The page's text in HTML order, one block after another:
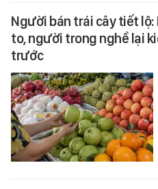
Người bán trái cây tiết
to, người trong nghề lại
trước